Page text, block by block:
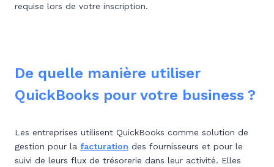
requise lors de votre inscription.
De quelle manière utiliser
QuickBooks pour votre business ?
Les entreprises utilisent QuickBooks comme solution de
gestion pour la facturation des fournisseurs et pour le
suivi de leurs flux de trésorerie dans leur activité. Elles